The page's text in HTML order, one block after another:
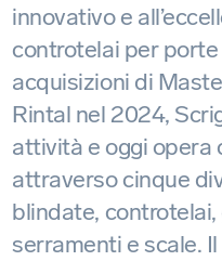
innovativo e
controtelai per
acquisizioni di
Rintal nel 2024,
attività e oggi opera
attraverso cinque
blindate,
serramenti e scale.